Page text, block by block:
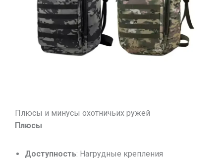
Плюсы и минусы охотничьих ружей
Плюсы
Доступность: Нагрудные крепления